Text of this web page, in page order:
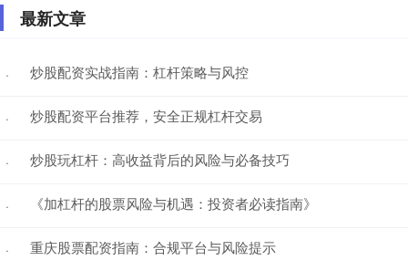
最新文章
· 炒股配资实战指南：杠杆策略与风控
· 炒股配资平台推荐，安全正规杠杆交易
· 炒股玩杠杆：高收益背后的风险与必备技巧
· 《加杠杆的股票风险与机遇：投资者必读指南》
· 重庆股票配资指南：合规平台与风险提示